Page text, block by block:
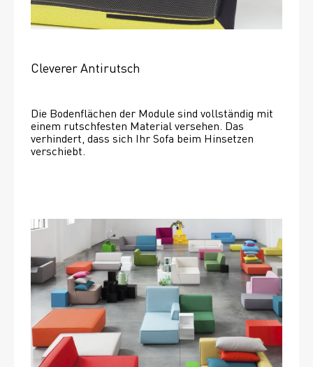
Cleverer Antirutsch
Die Bodenflächen der Module sind vollständig mit
einem rutschfesten Material versehen. Das
verhindert, dass sich Ihr Sofa beim Hinsetzen
verschiebt.